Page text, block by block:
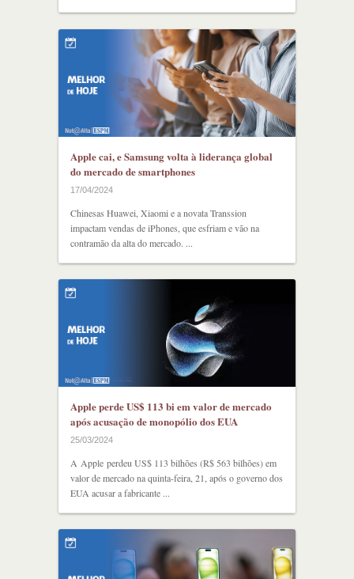
Apple cai, e Samsung volta à liderança global
do mercado de smartphones
17/04/2024
Chinesas Huawei, Xiaomi e a novata Transsion
impactam vendas de iPhones, que esfriam e vão na
contramão da alta do mercado. ...
Apple perde US$ 113 bi em valor de mercado
após acusação de monopólio dos EUA
25/03/2024
A Apple perdeu US$ 113 bilhões (R$ 563 bilhões) em
valor de mercado na quinta-feira, 21, após o governo dos
EUA acusar a fabricante ...